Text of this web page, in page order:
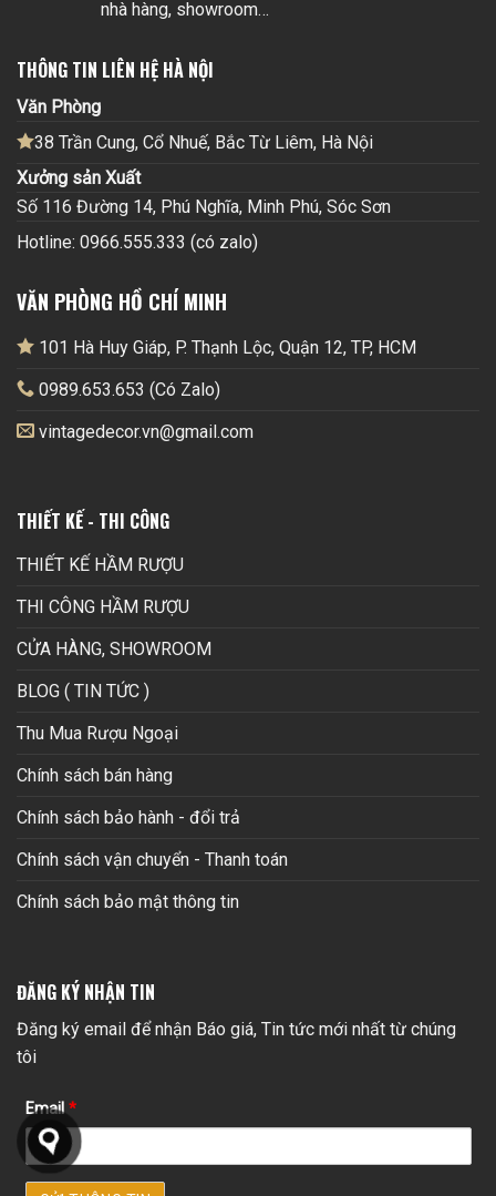
nhà hàng, showroom…
THÔNG TIN LIÊN HỆ HÀ NỘI
Văn Phòng
38 Trần Cung, Cổ Nhuế, Bắc Từ Liêm, Hà Nội
Xưởng sản Xuất
Số 116 Đường 14, Phú Nghĩa, Minh Phú, Sóc Sơn
Hotline: 0966.555.333 (có zalo)
VĂN PHÒNG HỒ CHÍ MINH
101 Hà Huy Giáp, P. Thạnh Lộc, Quận 12, TP, HCM
0989.653.653 (Có Zalo)
vintagedecor.vn@gmail.com
THIẾT KẾ - THI CÔNG
THIẾT KẾ HẦM RƯỢU
THI CÔNG HẦM RƯỢU
CỬA HÀNG, SHOWROOM
BLOG ( TIN TỨC )
Thu Mua Rượu Ngoại
Chính sách bán hàng
Chính sách bảo hành - đổi trả
Chính sách vận chuyển - Thanh toán
Chính sách bảo mật thông tin
ĐĂNG KÝ NHẬN TIN
Đăng ký email để nhận Báo giá, Tin tức mới nhất từ chúng
tôi
Email *